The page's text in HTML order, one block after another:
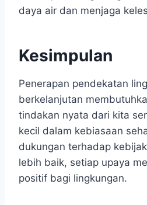
daya air dan menjaga
Kesimpulan
Penerapan pendekatan
berkelanjutan
tindakan nyata dari kita
kecil dalam kebiasaan
dukungan terhadap
lebih baik, setiap upaya
positif bagi lingkungan.